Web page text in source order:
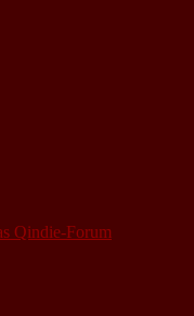
Qindie-Forum